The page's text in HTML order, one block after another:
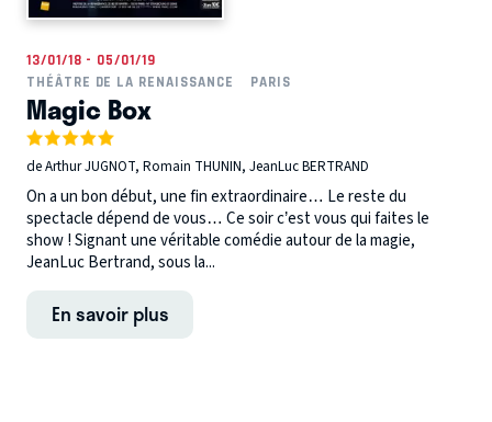
13/01/18 - 05/01/19
THÉÂTRE DE LA RENAISSANCE
PARIS
Magic Box
de Arthur JUGNOT, Romain THUNIN, JeanLuc BERTRAND
On a un bon début, une fin extraordinaire… Le reste du
spectacle dépend de vous… Ce soir c’est vous qui faites le
show ! Signant une véritable comédie autour de la magie,
JeanLuc Bertrand, sous la...
En savoir plus